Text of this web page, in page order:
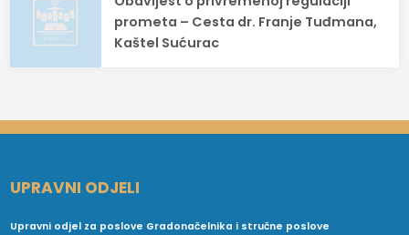
prometa – Cesta dr. Franje Tuđmana,
Kaštel Sućurac
UPRAVNI ODJELI
Upravni odjel za poslove Gradonačelnika i stručne poslove